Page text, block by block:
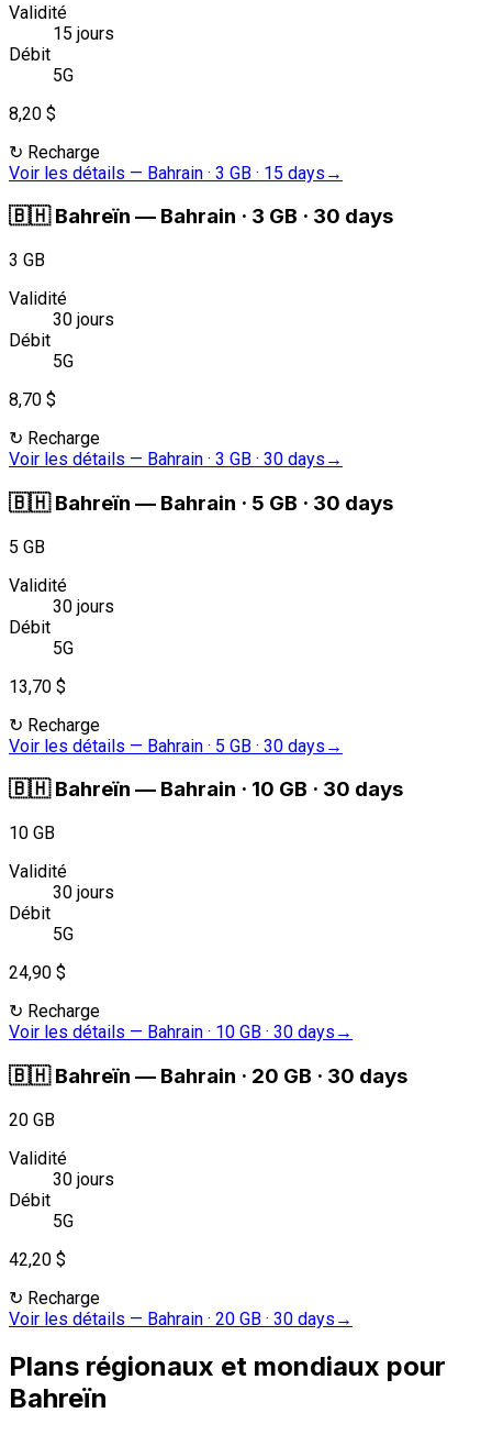
Validité
15 jours
Débit
5G
8,20 $
↻ Recharge
Voir les détails — Bahrain · 3 GB · 15 days →
🇧🇭 Bahreïn — Bahrain · 3 GB · 30 days
3 GB
Validité
30 jours
Débit
5G
8,70 $
↻ Recharge
Voir les détails — Bahrain · 3 GB · 30 days →
🇧🇭 Bahreïn — Bahrain · 5 GB · 30 days
5 GB
Validité
30 jours
Débit
5G
13,70 $
↻ Recharge
Voir les détails — Bahrain · 5 GB · 30 days →
🇧🇭 Bahreïn — Bahrain · 10 GB · 30 days
10 GB
Validité
30 jours
Débit
5G
24,90 $
↻ Recharge
Voir les détails — Bahrain · 10 GB · 30 days →
🇧🇭 Bahreïn — Bahrain · 20 GB · 30 days
20 GB
Validité
30 jours
Débit
5G
42,20 $
↻ Recharge
Voir les détails — Bahrain · 20 GB · 30 days →
Plans régionaux et mondiaux pour
Bahreïn